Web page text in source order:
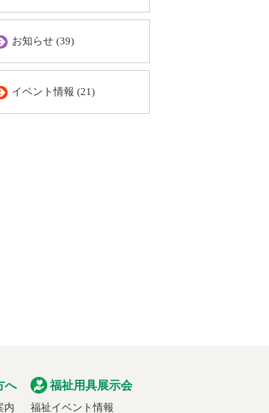
お知らせ (39)
イベント情報 (21)
へ
内
福祉用具展示会
福祉イベント情報